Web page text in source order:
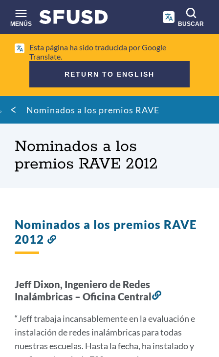
contenido
principal
MENÚS BUSCAR
BúsquedaEsta página ha sido traducida por Google
Translate.
RETURN TO ENGLISH
MigajaNominados a los premios RAVE
Nominados a los
premios RAVE 2012
Nominados a los premios RAVE
2012
Jeff Dixon, Ingeniero de Redes
Inalámbricas – Oficina Central
esta
sección
“Jeff trabaja incansablemente en la evaluación e
instalación de redes inalámbricas para todas
nuestras escuelas. Hasta la fecha, ha instalado y